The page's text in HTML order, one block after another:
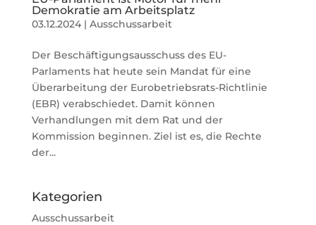
Demokratie am Arbeitsplatz
03.12.2024| Ausschussarbeit
Der Beschäftigungsausschuss des EU-
Parlaments hat heute sein Mandat für eine
Überarbeitung der Eurobetriebsrats-Richtlinie
(EBR) verabschiedet. Damit können
Verhandlungen mit dem Rat und der
Kommission beginnen. Ziel ist es, die Rechte
der...
Kategorien
Ausschussarbeit